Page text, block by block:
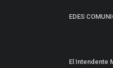
EDES
El Intendente